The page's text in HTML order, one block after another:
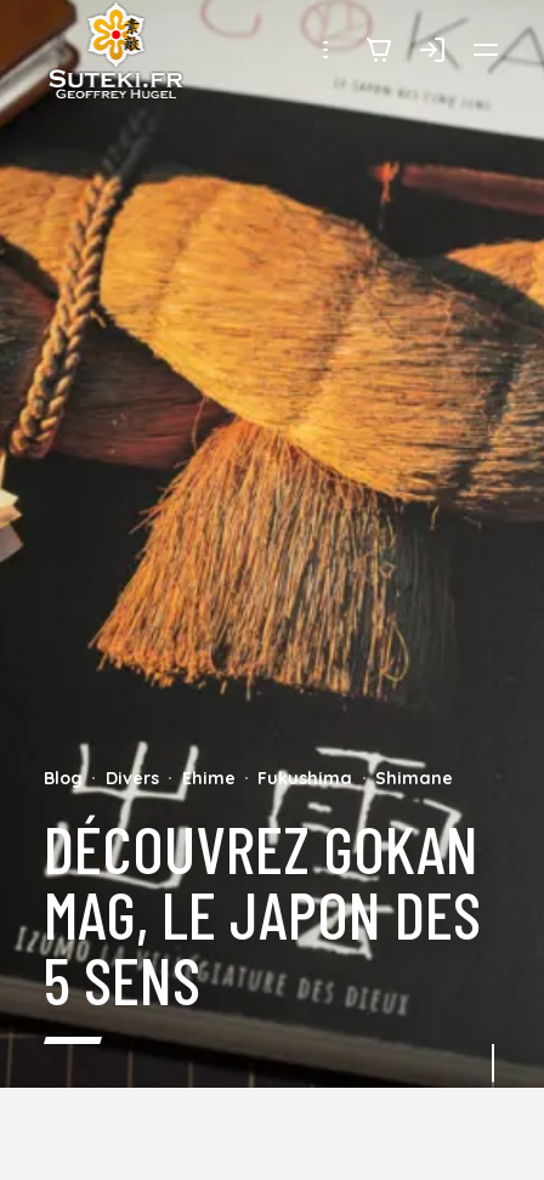
SUTEKI.FR
Blog Divers Ehime Fukushima Shimane
DÉCOUVREZ GOKAN
MAG, LE JAPON DES
5 SENS